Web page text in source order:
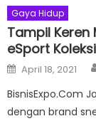
Gaya Hidup
Tampil Keren
eSport
Posted
on
April 18, 2021
BisnisExpo.Com
dengan brand